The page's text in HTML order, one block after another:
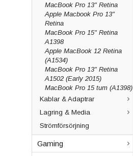
MacBook Pro 13" Retina
Apple Macbook Pro 13"
Retina
MacBook Pro 15" Retina
A1398
Apple MacBook 12 Retina
(A1534)
MacBook Pro 13" Retina
A1502 (Early 2015)
MacBook Pro 15 tum (A1398)
Kablar & Adaptrar
Lagring & Media
Strömförsörjning
Gaming